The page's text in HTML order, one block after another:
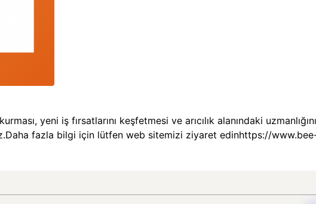
yeni iş fırsatlarını keşfetmesi ve arıcılık alanındaki
fazla bilgi için lütfen web sitemizi ziyaret edinhttps://